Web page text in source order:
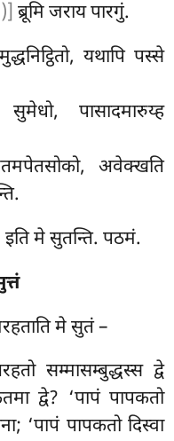
ब्रूमि जराय पारगुं.
यथापि पस्से
पासादमारुय्ह
अवेक्खति
इति मे सुतन्ति. पठमं.
मे सुतं –
सम्मासम्बुद्धस्स द्वे
द्वे? ‘पापं पापकतो
‘पापं पापकतो दिस्वा